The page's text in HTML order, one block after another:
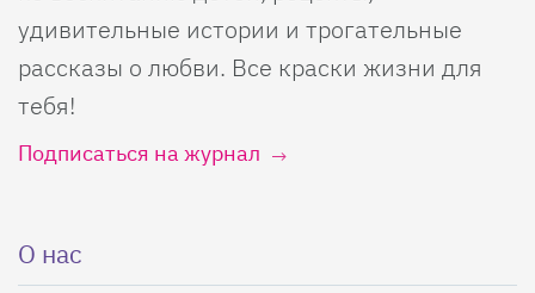
удивительные истории и трогательные
рассказы о любви. Все краски жизни для
тебя!
Подписаться на журнал
О нас